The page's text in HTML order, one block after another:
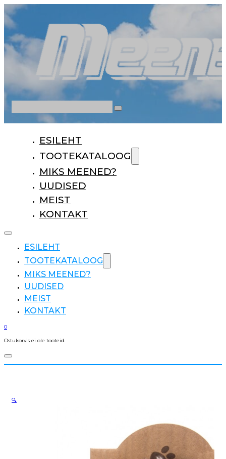
ESILEHT
TOOTEKATALOOG
MIKS MEENED?
UUDISED
MEIST
KONTAKT
ESILEHT
TOOTEKATALOOG
MIKS MEENED?
UUDISED
MEIST
KONTAKT
0
Ostukorvis ei ole tooteid.
🔍